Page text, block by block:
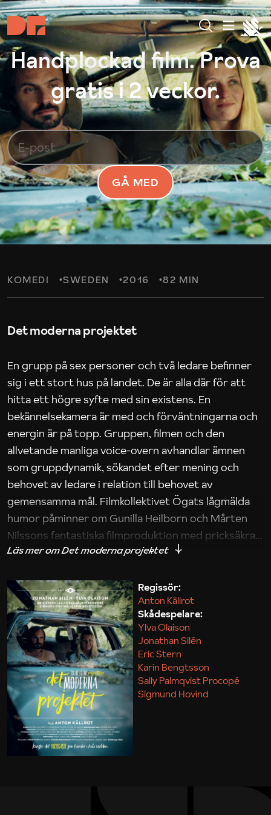
Handplockad film. Prova
gratis i 2 veckor.
GÅ MED
KOMEDI SWEDEN 2016 82 MIN
Det moderna projektet
En grupp på sex personer och två ledare befinner
sig i ett stort hus på landet. De är alla där för att
hitta ett högre syfte med sin existens. En
bekännelsekamera är med och förväntningarna och
energin är på topp. Gruppen, filmen och den
allvetande manliga voice-overn avhandlar ämnen
som gruppdynamik, sökandet efter mening och
behovet av ledare i relation till behovet av
gemensamma mål. Filmkollektivet Ögats lågmälda
humor påminner om Gunilla Heilborn och Mårten
Nilssons fantastiska filmproduktion med pricksäkra
iakttagelser om hur svårt det kan vara att omsätta
Maja Kekonius
Regissör:
Anton Källrot
Skådespelare:
Ylva Olaison
Jonathan Silén
Eric Stern
Karin Bengtsson
Sally Palmqvist Procopé
Sigmund Hovind